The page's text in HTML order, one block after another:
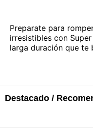
Preparate para
irresistibles con
larga duración que te
Destacado /